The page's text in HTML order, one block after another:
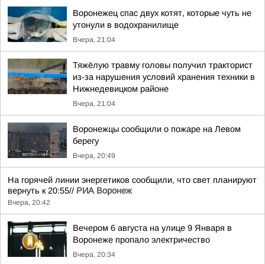
Воронежец спас двух котят, которые чуть не
утонули в водохранилище
Вчера, 21:04
Тяжёлую травму головы получил тракторист
из-за нарушения условий хранения техники в
Нижнедевицком районе
Вчера, 21:04
Воронежцы сообщили о пожаре на Левом
берегу
Вчера, 20:49
На горячей линии энергетиков сообщили, что свет планируют
вернуть к 20:55// РИА Воронеж
Вчера, 20:42
Вечером 6 августа на улице 9 Января в
Воронеже пропало электричество
Вчера, 20:34